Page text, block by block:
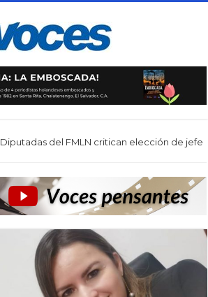
Diputadas del FMLN critican elección de jefe